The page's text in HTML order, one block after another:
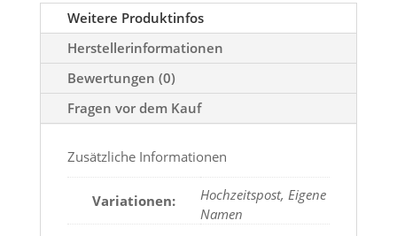
Weitere Produktinfos
Herstellerinformationen
Bewertungen (0)
Fragen vor dem Kauf
Zusätzliche Informationen
Variationen:
Hochzeitspost, Eigene
Namen